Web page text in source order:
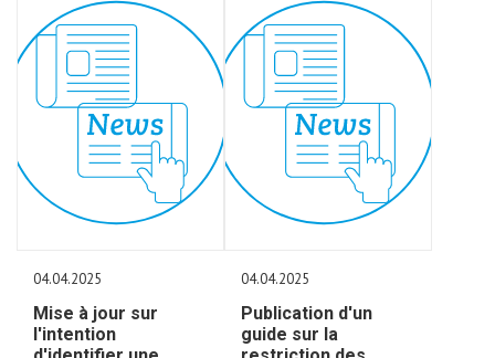
04.04.2025
Mise à jour sur
l'intention
04.04.2025
Publication d'un
guide sur la